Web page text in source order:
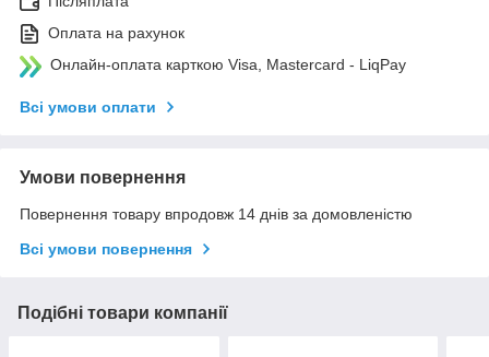
Оплата на рахунок
Онлайн-оплата карткою Visa, Mastercard - LiqPay
Всі умови оплати
Умови повернення
Повернення товару впродовж 14 днів за домовленістю
Всі умови повернення
Подібні товари компанії